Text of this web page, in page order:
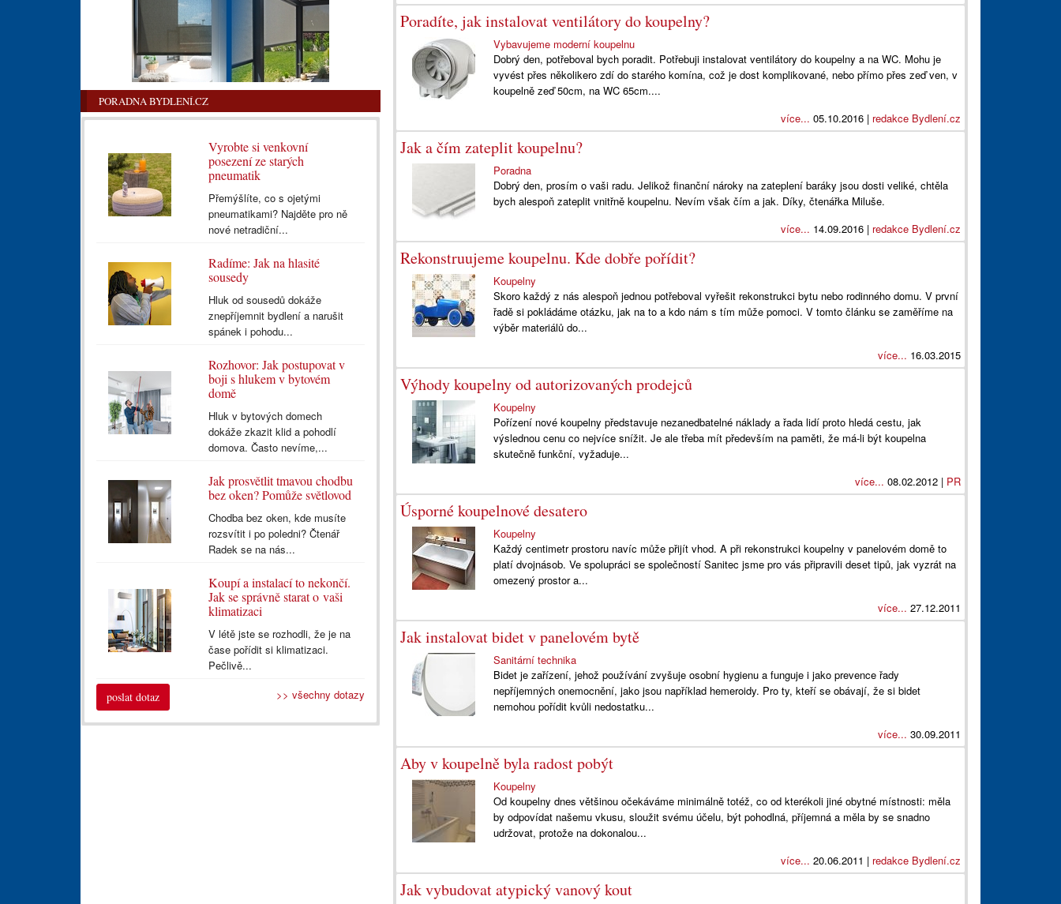
Poradíte, jak instalovat ventilátory do koupelny?
Vybavujeme moderní koupelnu
Dobrý den, potřeboval bych poradit. Potřebuji instalovat ventilátory do koupelny a na WC. Mohu je
vyvést přes několikero zdí do starého komína, což je dost komplikované, nebo přímo přes zeď ven, v
koupelně zeď 50cm, na WC 65cm....
více... 05.10.2016 | redakce Bydlení.cz
Jak a čím zateplit koupelnu?
Poradna
Dobrý den, prosím o vaši radu. Jelikož finanční nároky na zateplení baráky jsou dosti veliké, chtěla
bych alespoň zateplit vnitřně koupelnu. Nevím však čím a jak. Díky, čtenářka Miluše.
více... 14.09.2016 | redakce Bydlení.cz
Rekonstruujeme koupelnu. Kde dobře pořídit?
Koupelny
Skoro každý z nás alespoň jednou potřeboval vyřešit rekonstrukci bytu nebo rodinného domu. V první
řadě si pokládáme otázku, jak na to a kdo nám s tím může pomoci. V tomto článku se zaměříme na
výběr materiálů do...
více... 16.03.2015
Výhody koupelny od autorizovaných prodejců
Koupelny
Pořízení nové koupelny představuje nezanedbatelné náklady a řada lidí proto hledá cestu, jak
výslednou cenu co nejvíce snížit. Je ale třeba mít především na paměti, že má-li být koupelna
skutečně funkční, vyžaduje...
více... 08.02.2012 | PR
Úsporné koupelnové desatero
Koupelny
Každý centimetr prostoru navíc může přijít vhod. A při rekonstrukci koupelny v panelovém domě to
platí dvojnásob. Ve spolupráci se společností Sanitec jsme pro vás připravili deset tipů, jak vyzrát na
omezený prostor a...
více... 27.12.2011
Jak instalovat bidet v panelovém bytě
Sanitární technika
Bidet je zařízení, jehož používání zvyšuje osobní hygienu a funguje i jako prevence řady
nepříjemných onemocnění, jako jsou například hemeroidy. Pro ty, kteří se obávají, že si bidet
nemohou pořídit kvůli nedostatku...
více... 30.09.2011
Aby v koupelně byla radost pobýt
Koupelny
Od koupelny dnes většinou očekáváme minimálně totéž, co od kterékoli jiné obytné místnosti: měla
by odpovídat našemu vkusu, sloužit svému účelu, být pohodlná, příjemná a měla by se snadno
udržovat, protože na dokonalou...
více... 20.06.2011 | redakce Bydlení.cz
Jak vybudovat atypický vanový kout
PORADNA BYDLENÍ.CZ
Vyrobte si venkovní
posezení ze starých
pneumatik
Přemýšlíte, co s ojetými
pneumatikami? Najděte pro ně
nové netradiční...
Radíme: Jak na hlasité
sousedy
Hluk od sousedů dokáže
znepříjemnit bydlení a narušit
spánek i pohodu...
Rozhovor: Jak postupovat v
boji s hlukem v bytovém
domě
Hluk v bytových domech
dokáže zkazit klid a pohodlí
domova. Často nevíme,...
Jak prosvětlit tmavou chodbu
bez oken? Pomůže světlovod
Chodba bez oken, kde musíte
rozsvítit i po poledni? Čtenář
Radek se na nás...
Koupí a instalací to nekončí.
Jak se správně starat o vaši
klimatizaci
V létě jste se rozhodli, že je na
čase pořídit si klimatizaci.
Pečlivě...
poslat dotaz >> všechny dotazy